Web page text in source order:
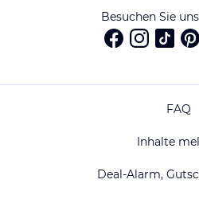
Besuchen Sie
FAQ
Inhalte
Deal-Alarm,